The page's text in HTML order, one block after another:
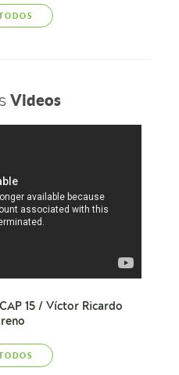
Videos
15 / Víctor Ricardo